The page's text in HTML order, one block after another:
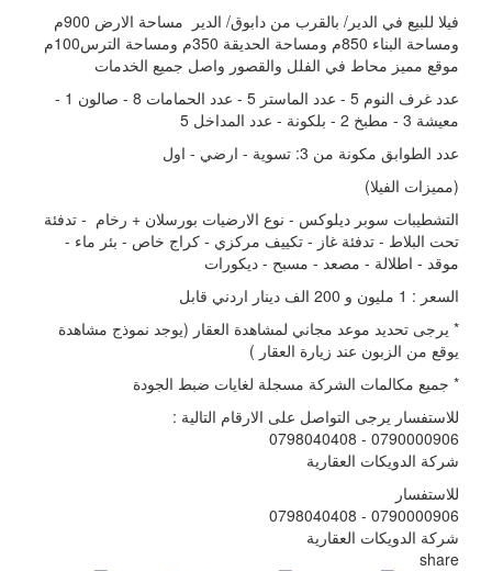
فيلا للبيع في الدير/ بالقرب من دابوق/ الدير مساحة الارض 900م
ومساحة البناء 850م ومساحة الحديقة 350م ومساحة الترس100م
موقع مميز محاط في الفلل والقصور واصل جميع الخدمات
عدد غرف النوم 5 - عدد الماستر 5 - عدد الحمامات 8 - صالون 1 -
معيشة 3 - مطبخ 2 - بلكونة - عدد المداخل 5
عدد الطوابق مكونة من 3: تسوية - ارضي - اول
(مميزات الفيلا)
التشطيبات سوبر ديلوكس - نوع الارضيات بورسلان + رخام - تدفئة
تحت البلاط - تدفئة غاز - تكييف مركزي - كراج خاص - بئر ماء -
موقد - اطلالة - مصعد - مسبح - ديكورات
السعر : 1 مليون و 200 الف دينار اردني قابل
* يرجى تحديد موعد مجاني لمشاهدة العقار (يوجد نموذج مشاهدة
يوقع من الزبون عند زيارة العقار )
* جميع مكالمات الشركة مسجلة لغايات ضبط الجودة
للاستفسار يرجى التواصل على الارقام التالية :
0790000906 - 0798040408
شركة الدويكات العقارية
للاستفسار
0790000906 - 0798040408
شركة الدويكات العقارية
share